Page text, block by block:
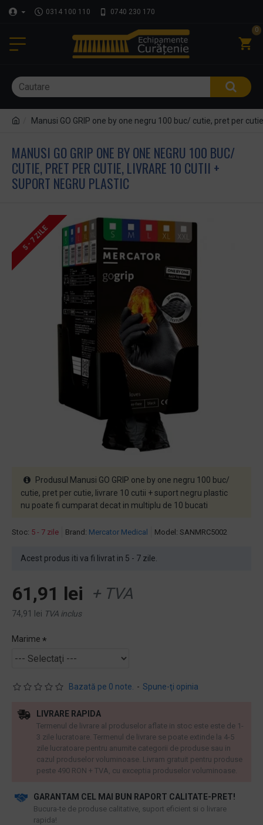
0314 100 110 0740 230 170
0
Manusi GO GRIP one by one negru 100 buc/ cutie, pret per
MANUSI GO GRIP ONE BY ONE NEGRU 100 BUC/
CUTIE, PRET PER CUTIE, LIVRARE 10 CUTII +
SUPORT NEGRU PLASTIC
5 - 7 ZILE
Stoc: 5 - 7 zile Brand: Mercator Medical Model: SANMRC5002
Acest produs iti va fi livrat in 5 - 7 zile.
Bazată pe 0 note. - Spune-ţi opinia
61,91 lei + TVA
74,91 lei TVA inclus
Marime
Produsul Manusi GO GRIP one by one negru 100 buc/
cutie, pret per cutie, livrare 10 cutii + suport negru plastic
nu poate fi cumparat decat in multiplu de 10 bucati
GARANTAM CEL MAI BUN RAPORT CALITATE-PRET!
​Bucura-te de produse calitative, suport eficient si o livrare
rapida!
LIVRARE RAPIDA
Termenul de livrare al produselor aflate in stoc este este de 1-
3 zile lucratoare. Termenul de livrare se poate extinde la 4-5
zile lucratoare pentru anumite categorii de produse sau in
cazul produselor voluminoase. Livram gratuit pentru produse
peste 490 RON + TVA, cu exceptia produselor voluminoase.